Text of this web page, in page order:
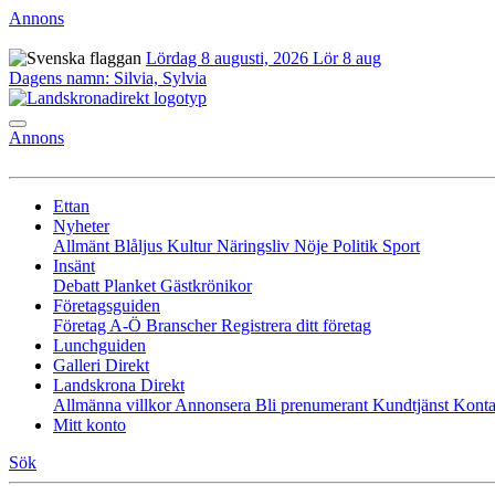
Annons
Lördag 8 augusti, 2026 Lör 8 aug
Dagens namn: Silvia, Sylvia
Annons
Ettan
Nyheter
Allmänt Blåljus KulturNäringsliv Nöje Politik Sport
Insänt
Debatt Planket Gästkrönikor
Företagsguiden
Företag A-Ö BranscherRegistrera ditt företag
Lunchguiden
Galleri Direkt
Landskrona Direkt
Allmänna villkorAnnonsera Bli prenumerant Kundtjänst
Mitt konto
Sök